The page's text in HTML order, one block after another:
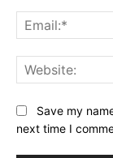
Save my
next time I